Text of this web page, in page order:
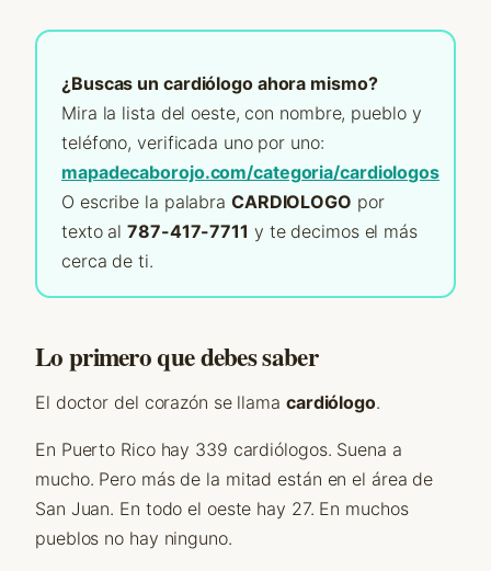
¿Buscas un cardiólogo ahora mismo?
Mira la lista del oeste, con nombre, pueblo y
teléfono, verificada uno por uno:
mapadecaborojo.com/categoria/cardiologos
O escribe la palabra CARDIOLOGO por
texto al787-417-7711 y te decimos el más
cerca de ti.
Lo primero que debes saber
El doctor del corazón se llama cardiólogo.
En Puerto Rico hay 339 cardiólogos. Suena a
mucho. Pero más de la mitad están en el área de
San Juan. En todo el oeste hay 27. En muchos
pueblos no hay ninguno.